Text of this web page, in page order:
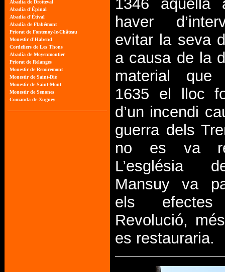
1346 aquella
haver
evitar la seva
a causa de la
material
1635 el lloc
d’un incendi
guerra dels
no es va
L’església
Mansuy va
els
Revolució,
es restauraria.